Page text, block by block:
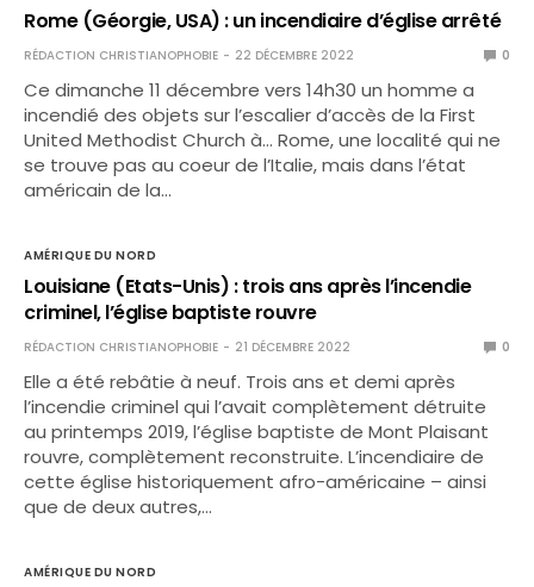
Rome (Géorgie, USA) : un incendiaire d’église arrêté
RÉDACTION CHRISTIANOPHOBIE 22 DÉCEMBRE 2022 0
Ce dimanche 11 décembre vers 14h30 un homme a
incendié des objets sur l’escalier d’accès de la First
United Methodist Church à… Rome, une localité qui ne
se trouve pas au coeur de l’Italie, mais dans l’état
américain de la…
AMÉRIQUE DU NORD
Louisiane (Etats-Unis) : trois ans après l’incendie
criminel, l’église baptiste rouvre
RÉDACTION CHRISTIANOPHOBIE 21 DÉCEMBRE 2022 0
Elle a été rebâtie à neuf. Trois ans et demi après
l’incendie criminel qui l’avait complètement détruite
au printemps 2019, l’église baptiste de Mont Plaisant
rouvre, complètement reconstruite. L’incendiaire de
cette église historiquement afro-américaine – ainsi
que de deux autres,…
AMÉRIQUE DU NORD